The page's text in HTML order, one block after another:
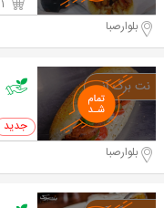
بلوارصبا
0 خرید
بلوارصبا